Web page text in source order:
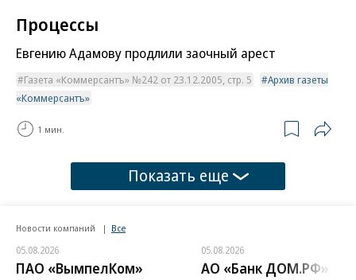
Процессы
Евгению Адамову продлили заочный арест
Газета «Коммерсантъ» №242 от 23.12.2005, стр. 5
Архив газеты
«Коммерсантъ»
1 мин.
Показать еще
Новости компаний Все
05.08.2026
ПАО «ВымпелКом»
05.08.2026
АО «Банк ДОМ.РФ»